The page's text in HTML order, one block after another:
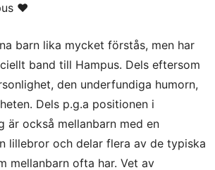
♥
barn lika mycket förstås, men har
band till Hampus. Dels eftersom
den underfundiga humorn,
Dels p.g.a positionen i
är också mellanbarn med en
lillebror och delar flera av de typiska
mellanbarn ofta har. Vet av